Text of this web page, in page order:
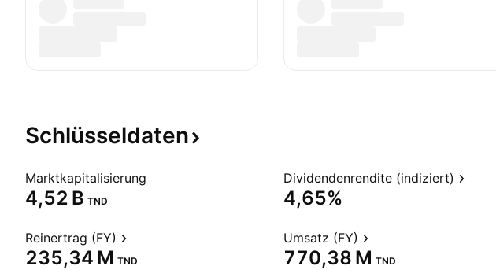
Schlüsseldaten
Marktkapitalisierung
‪4,52 B‬ TND
Dividendenrendite (indiziert)
4,65%
Reinertrag (FY)
‪235,34 M‬ TND
Umsatz (FY)
‪770,38 M‬ TND